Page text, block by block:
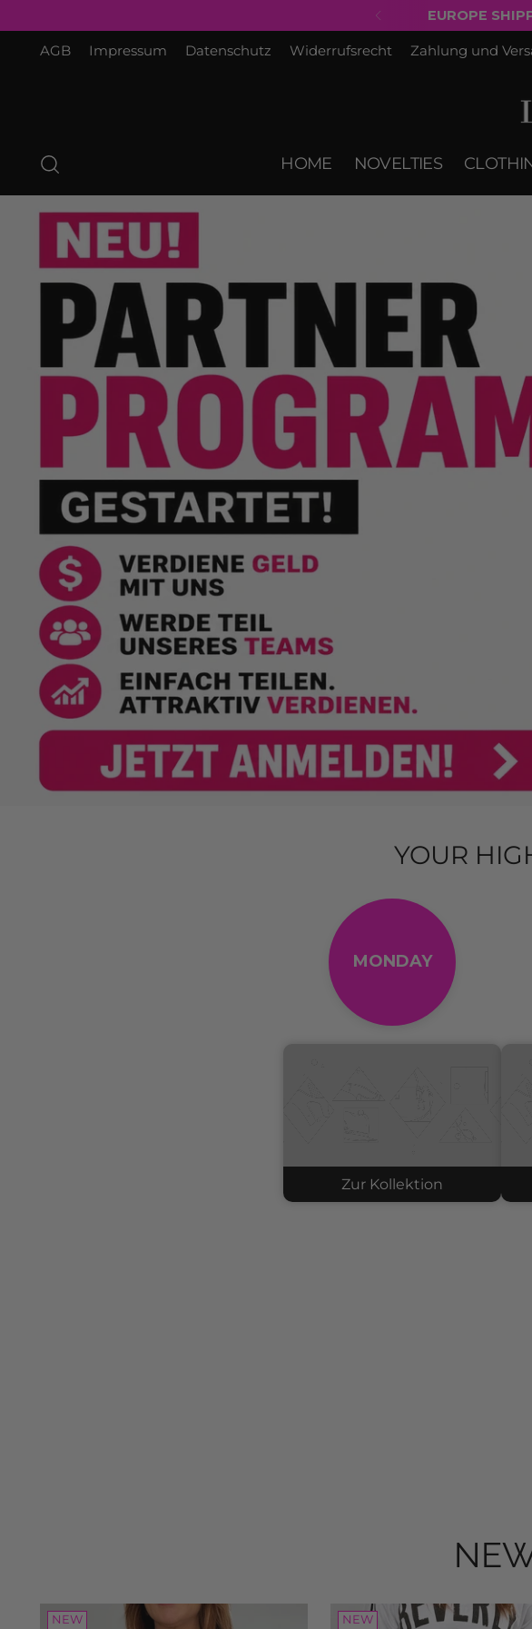
AGB Impressum Datenschutz Widerrufsrecht Zahlung und
HOME NOVELTIES
FREE
YOUR
MONDAY
Zur Kollektion
NEW NEW